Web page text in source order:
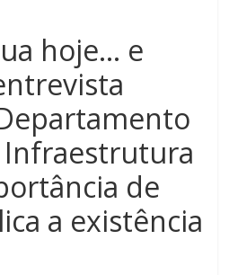
hoje… e
Infraestrutura
de
a existência